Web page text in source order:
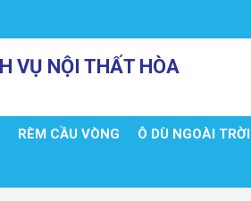
VỤ NỘI THẤT HÒA
RÈM CẦU VÒNG Ô DÙ NGOÀI TRỜI